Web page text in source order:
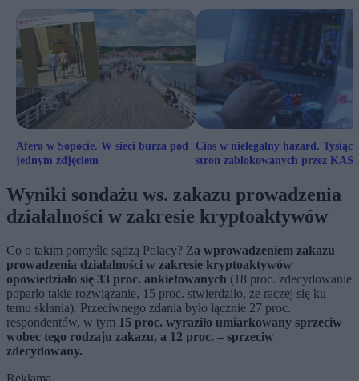
Afera w Sopocie. W sieci burza pod
jednym zdjęciem
Cios w nielegalny hazard. Tysiące
stron zablokowanych przez KAS
Wyniki sondażu ws. zakazu prowadzenia
działalności w zakresie kryptoaktywów
Co o takim pomyśle sądzą Polacy? Za wprowadzeniem zakazu
prowadzenia działalności w zakresie kryptoaktywów
opowiedziało się 33 proc. ankietowanych (18 proc. zdecydowanie
poparło takie rozwiązanie, 15 proc. stwierdziło, że raczej się ku
temu skłania). Przeciwnego zdania było łącznie 27 proc.
respondentów, w tym 15 proc. wyraziło umiarkowany sprzeciw
wobec tego rodzaju zakazu, a 12 proc. – sprzeciw
zdecydowany.
Reklama